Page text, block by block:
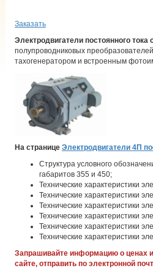
Заказать
Электродвигатели постоянного тока
полупроводниковых
тахогенератором и встроенным
На странице Электродвигатели 4П
Структура условного
габаритов 355 и 450;
Технические характеристики
Технические характеристики
Технические характеристики
Технические характеристики
Технические характеристики
Технические характеристики
Запрашивайте информацию о ценах
сайте, отправить по электронной